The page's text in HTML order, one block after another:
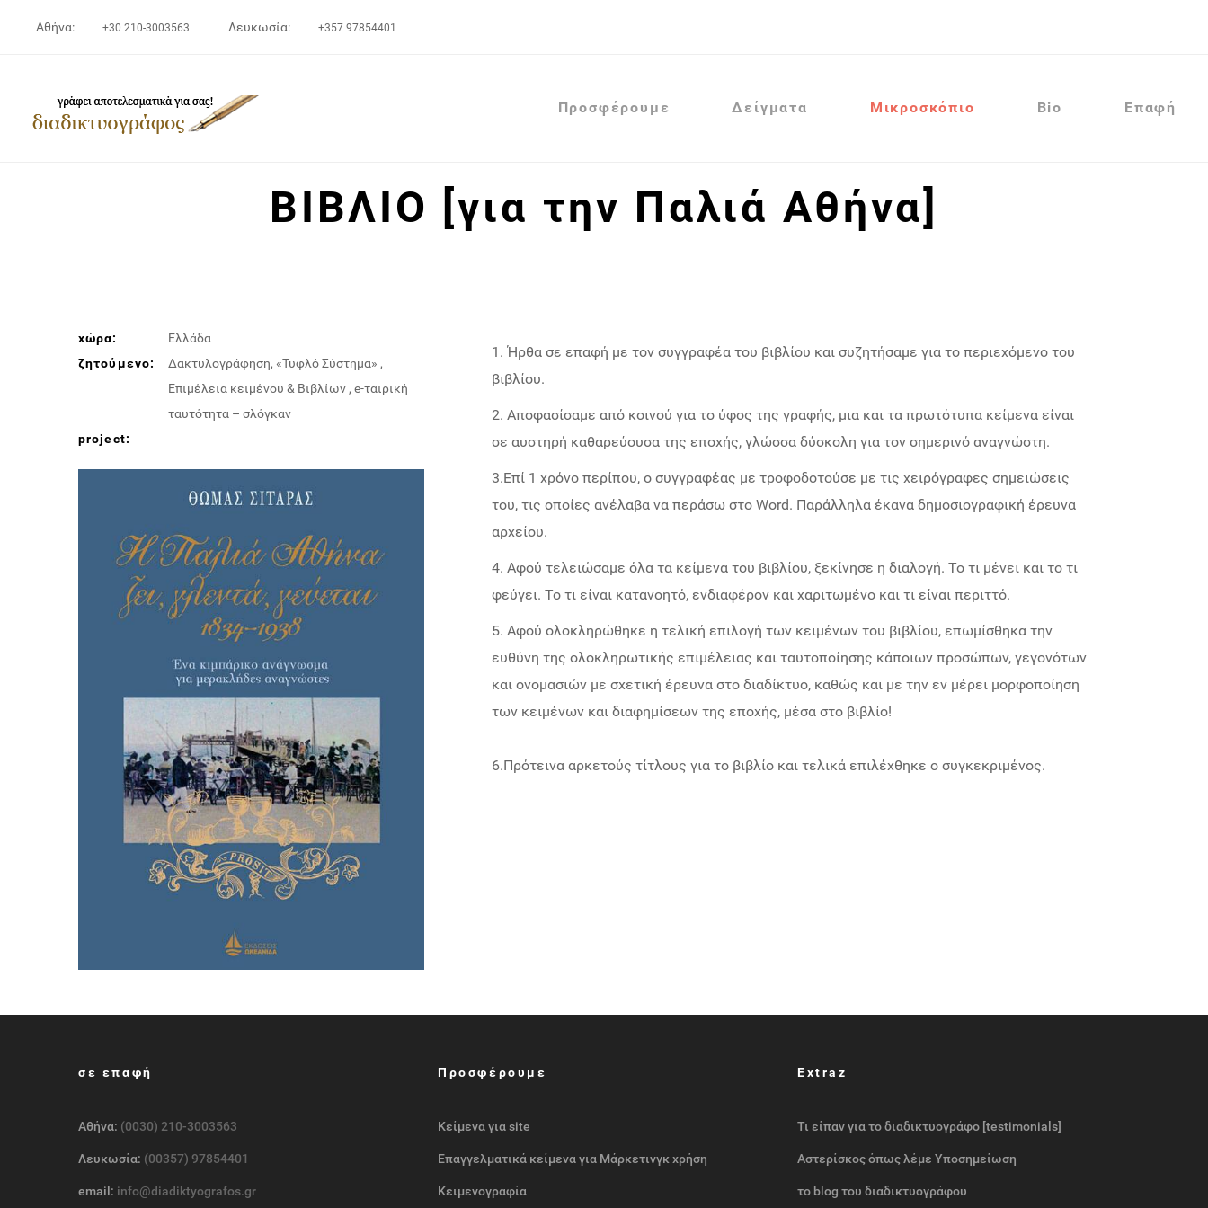
Αθήνα: +30 210-3003563 Λευκωσία: +357 97854401
Προσφέρουμε Δείγματα Μικροσκόπιο Bio Επαφή
ΒΙΒΛΙΟ [για την Παλιά Αθήνα]
χώρα:
Ελλάδα
ζητούμενο:
Δακτυλογράφηση, «Τυφλό Σύστημα» ,
Επιμέλεια κειμένου & Βιβλίων , e-ταιρική
ταυτότητα – σλόγκαν
project:
1. Ήρθα σε επαφή με τον συγγραφέα του βιβλίου και συζητήσαμε για το περιεχόμενο του
βιβλίου.
2. Αποφασίσαμε από κοινού για το ύφος της γραφής, μια και τα πρωτότυπα κείμενα είναι
σε αυστηρή καθαρεύουσα της εποχής, γλώσσα δύσκολη για τον σημερινό αναγνώστη.
3.Επί 1 χρόνο περίπου, ο συγγραφέας με τροφοδοτούσε με τις χειρόγραφες σημειώσεις
του, τις οποίες ανέλαβα να περάσω στο Word. Παράλληλα έκανα δημοσιογραφική έρευνα
αρχείου.
4. Αφού τελειώσαμε όλα τα κείμενα του βιβλίου, ξεκίνησε η διαλογή. Το τι μένει και το τι
φεύγει. Το τι είναι κατανοητό, ενδιαφέρον και χαριτωμένο και τι είναι περιττό.
5. Αφού ολοκληρώθηκε η τελική επιλογή των κειμένων του βιβλίου, επωμίσθηκα την
ευθύνη της ολοκληρωτικής επιμέλειας και ταυτοποίησης κάποιων προσώπων, γεγονότων
και ονομασιών με σχετική έρευνα στο διαδίκτυο, καθώς και με την εν μέρει μορφοποίηση
των κειμένων και διαφημίσεων της εποχής, μέσα στο βιβλίο!
6.Πρότεινα αρκετούς τίτλους για το βιβλίο και τελικά επιλέχθηκε ο συγκεκριμένος.
σε επαφή
Αθήνα: (0030) 210-3003563
Λευκωσία: (00357) 97854401
email: info@diadiktyografos.gr
Προσφέρουμε
Κείμενα για site
Επαγγελματικά κείμενα για Μάρκετινγκ χρήση
Κειμενογραφία
Extraz
Τι είπαν για το διαδικτυογράφο [testimonials]
Αστερίσκος όπως λέμε Υποσημείωση
το blog του διαδικτυογράφου